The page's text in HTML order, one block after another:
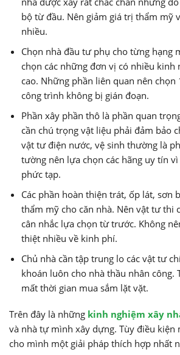
bộ từ đầu. Nên giảm giá trị thẩm mỹ
nhiều.
Chọn nhà đầu tư phụ cho từng hạng
chọn các những đơn vị có nhiều kinh
cao. Những phần liên quan nên chọn
công trình không bị gián đoạn.
Phần xây phần thô là phần quan
cần chú trọng vật liệu phải đảm bảo
vật tư điện nước, vệ sinh thường là
tường nên lựa chọn các hãng uy tín
phức tạp.
Các phần hoàn thiện trát, ốp lát, sơn
thẩm mỹ cho căn nhà. Nên vật tư thi
cân nhắc lựa chọn từ trước. Không
thiệt nhiều về kinh phí.
Chủ nhà cần tập trung lo các vật tư
khoán luôn cho nhà thầu nhân công.
mất thời gian mua sắm lặt vặt.
Trên đây là những kinh nghiệm xây
và nhà tự mình xây dựng. Tùy điều kiện
cho mình một giải pháp thích hợp nhất